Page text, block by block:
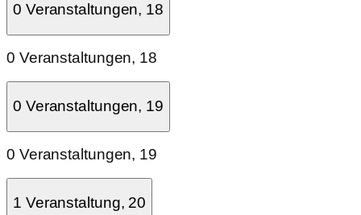
0 Veranstaltungen, 18
0 Veranstaltungen, 18
0 Veranstaltungen, 19
0 Veranstaltungen, 19
1 Veranstaltung, 20